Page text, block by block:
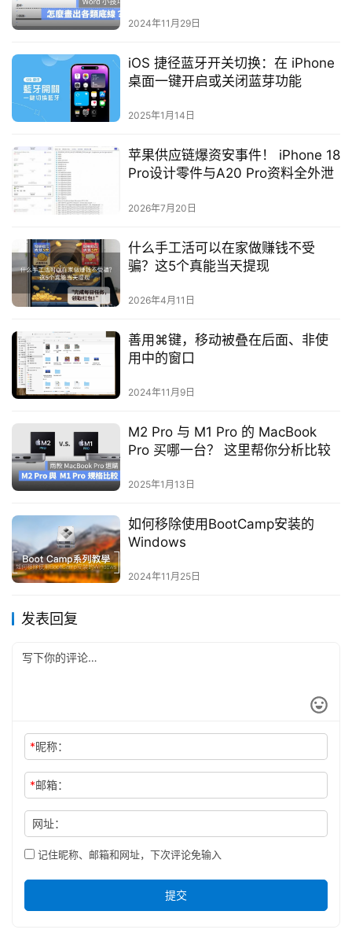
2024年11月29日
iOS 捷径蓝牙开关切换：在 iPhone
桌面一键开启或关闭蓝芽功能
2025年1月14日
苹果供应链爆资安事件！ iPhone 18
Pro设计零件与A20 Pro资料全外泄
2026年7月20日
什么手工活可以在家做赚钱不受
骗？这5个真能当天提现
2026年4月11日
善用⌘键，移动被叠在后面、非使
用中的窗口
2024年11月9日
M2 Pro 与 M1 Pro 的 MacBook
Pro 买哪一台？ 这里帮你分析比较
2025年1月13日
如何移除使用BootCamp安装的
Windows
2024年11月25日
发表回复
*昵称：
*邮箱：
网址：
记住昵称、邮箱和网址，下次评论免输入
提交